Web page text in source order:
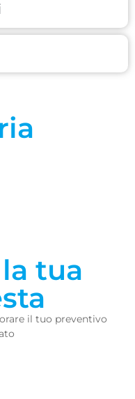
tua
il tuo preventivo